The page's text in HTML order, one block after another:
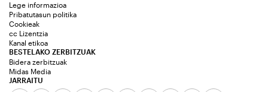
JARRAITU
Lege informazioa
Pribatutasun politika
Cookieak
cc Lizentzia
Kanal etikoa
BESTELAKO ZERBITZUAK
Bidera zerbitzuak
Midas Media